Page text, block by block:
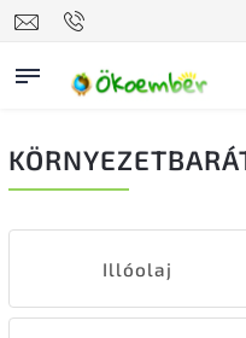
Illóolaj